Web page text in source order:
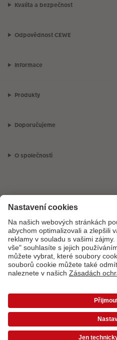
Kvalita a bezpečnost
Odpovědnost CEWE
Informace
Produkty
Doporučujeme
O společnosti
Máte-li jakékoli dotazy týkající se
neváhejte nás kontaktovat:+ 420
dopravné a balné dle platného ceníku.
|VOP|Ochrana